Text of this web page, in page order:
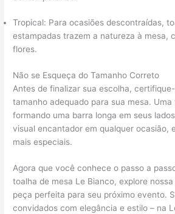
Tropical: Para ocasiões descontraídas,
estampadas trazem a natureza à mesa,
flores.
Não se Esqueça do Tamanho Correto
Antes de finalizar sua escolha,
tamanho adequado para sua mesa.
formando uma barra longa em seus
visual encantador em qualquer ocasião,
mais especiais.
Agora que você conhece o passo a
toalha de mesa Le Bianco, explore
peça perfeita para seu próximo evento.
convidados com elegância e estilo – na